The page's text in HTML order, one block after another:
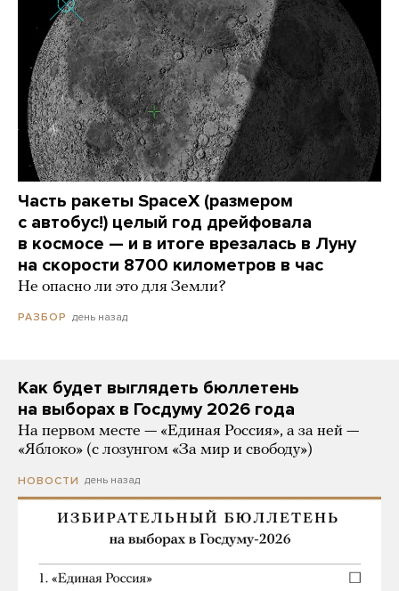
Часть ракеты SpaceX (размером
с автобус!) целый год дрейфовала
в космосе — и в итоге врезалась в Луну
на скорости 8700 километров в час
Не опасно ли это для Земли?
РАЗБОР день назад
Как будет выглядеть бюллетень
на выборах в Госдуму 2026 года
На первом месте — «Единая Россия», а за ней —
«Яблоко» (с лозунгом «За мир и свободу»)
НОВОСТИ день назад